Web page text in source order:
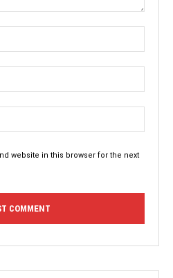
website in this browser for the next